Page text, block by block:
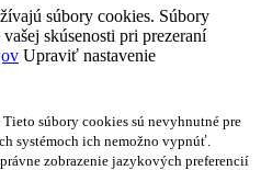
súbory cookies. Súbory
skúsenosti pri prezeraní
Upraviť nastavenie
Tieto súbory cookies sú nevyhnutné pre
systémoch ich nemožno vypnúť.
zobrazenie jazykových preferencií